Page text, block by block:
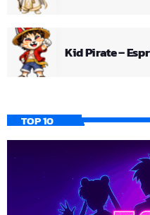
Kid Pirate –
TOP 10